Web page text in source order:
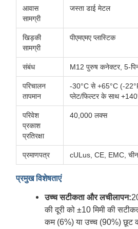
आवास
सामग्री
जस्ता डाई मेटल
खिड़की
सामग्री
पीएमएमए प्लास्टिक
संबंध M12 पुरुष कनेक्टर, 5-
परिचालन
तापमान
-30°C से +65°C (-
प्लेट/फिल्टर के साथ
परिवेश
प्रकाश
प्रतिरक्षा
40,000 लक्स
प्रमाणपत्र cULus, CE, EMC,
प्रमुख विशेषताएं
उच्च सटीकता और लचीलापन:
की दूरी को ±10 मिमी की
कम (6%) या उच्च (90%) छूट